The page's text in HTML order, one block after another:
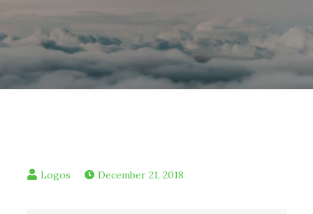
December 21, 2018